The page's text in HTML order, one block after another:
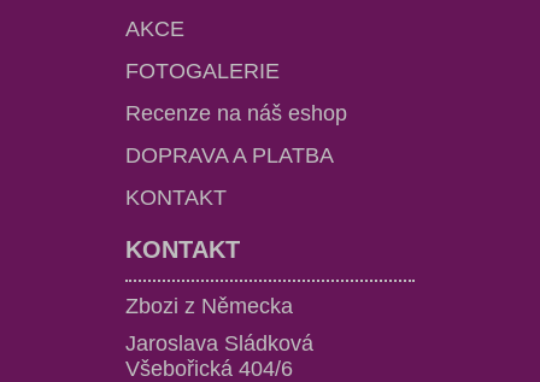
AKCE
FOTOGALERIE
Recenze na náš eshop
DOPRAVA A PLATBA
KONTAKT
KONTAKT
Zbozi z Německa
Jaroslava Sládková
Všebořická 404/6